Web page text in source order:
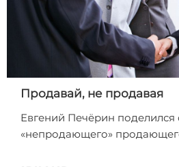
Продавай, не продавая
Евгений Печёрин поделился
«непродающего»